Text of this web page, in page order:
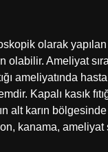
olarak yapılan
olabilir. Ameliyat
ameliyatında
Kapalı kasık
alt karın bölgesinde
kanama,